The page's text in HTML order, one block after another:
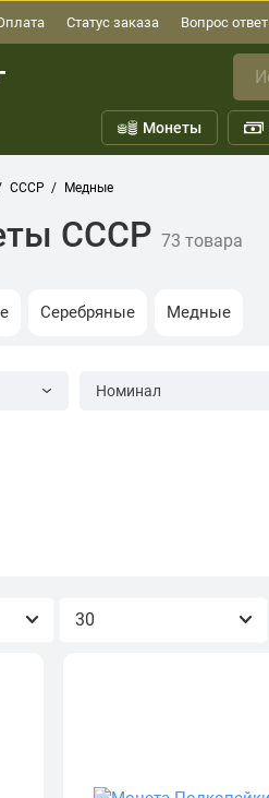
Статус заказа Вопрос ответ
Монеты
СССР Медные
СССР 73 товара
Серебряные Медные
Номинал